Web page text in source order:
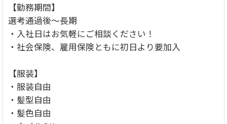
【勤務期間】
選考通過後～長期
・入社日はお気軽にご相談ください！
・社会保険、雇用保険ともに初日より要加入
【服装】
・服装自由
・髪型自由
・髪色自由